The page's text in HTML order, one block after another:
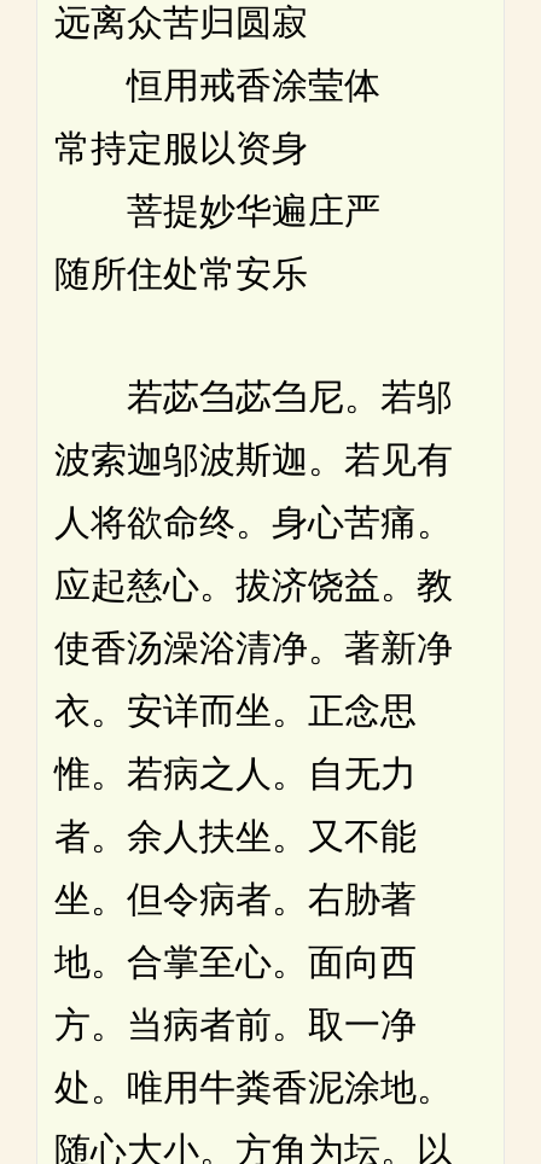
远离众苦归圆寂
恒用戒香涂莹体
常持定服以资身
菩提妙华遍庄严
随所住处常安乐
若苾刍苾刍尼。若邬
波索迦邬波斯迦。若见有
人将欲命终。身心苦痛。
应起慈心。拔济饶益。教
使香汤澡浴清净。著新净
衣。安详而坐。正念思
惟。若病之人。自无力
者。余人扶坐。又不能
坐。但令病者。右胁著
地。合掌至心。面向西
方。当病者前。取一净
处。唯用牛粪香泥涂地。
随心大小。方角为坛。以